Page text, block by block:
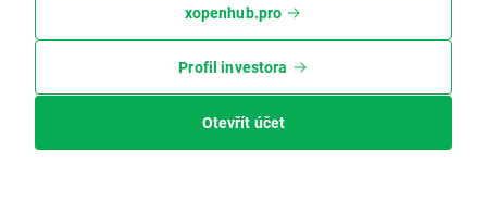
xopenhub.pro
Profil investora
Otevřít účet